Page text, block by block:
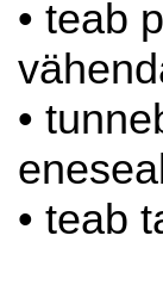
• teab
•
• teab